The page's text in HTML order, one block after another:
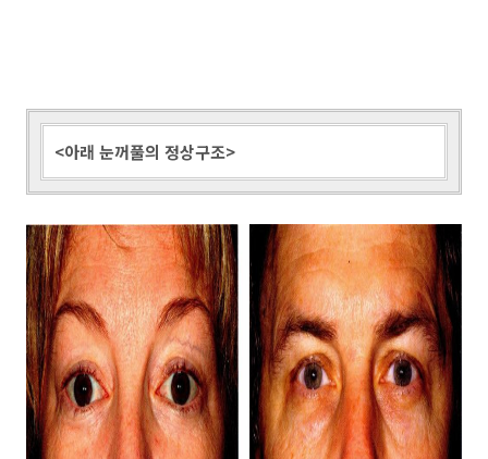
<아래 눈꺼풀의 정상구조>